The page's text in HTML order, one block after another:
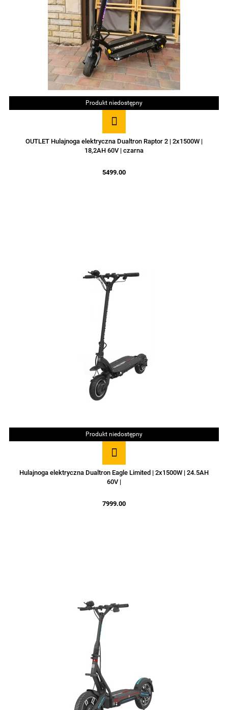
Produkt niedostępny
OUTLET Hulajnoga elektryczna Dualtron Raptor 2 | 2x1500W |
18,2AH 60V | czarna
5499.00
Produkt niedostępny
Hulajnoga elektryczna Dualtron Eagle Limited | 2x1500W | 24.5AH
60V |
7999.00